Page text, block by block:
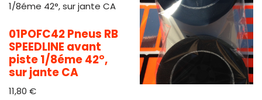
01POFC42 Pneus RB
SPEEDLINE avant
piste 1/8éme 42°,
sur jante CA
11,80 €